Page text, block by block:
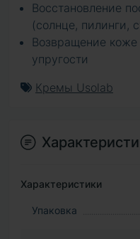
Восстановление
(солнце, пилинги,
Возвращение коже
упругости
Кремы Usolab
Характеристики
Упаковка